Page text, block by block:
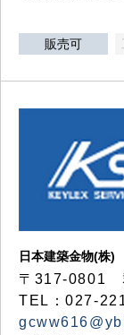
販売可
日本建築金物(株)
〒317‐0801
TEL：027-